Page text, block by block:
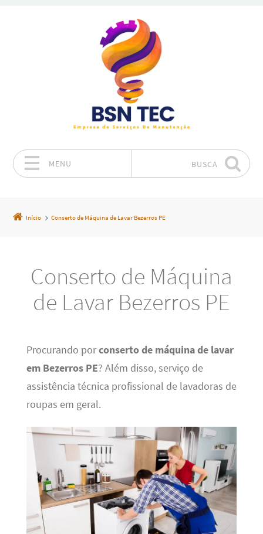
MENU BUSCA
Início Conserto de Máquina de Lavar Bezerros PE
Conserto de Máquina
de Lavar Bezerros PE
Procurando porconserto de máquina de lavar
em Bezerros PE? Além disso, serviço de
assistência técnica profissional de lavadoras de
roupas em geral.